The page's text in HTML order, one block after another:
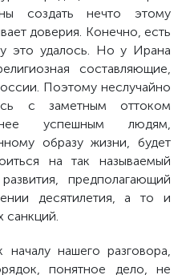
создать нечто этому
доверия. Конечно, есть
это удалось. Но у Ирана
составляющие,
Поэтому неслучайно
с заметным оттоком
успешным людям,
образу жизни, будет
на так называемый
предполагающий
десятилетия, а то и
санкций.
нашего разговора,
понятное дело, не